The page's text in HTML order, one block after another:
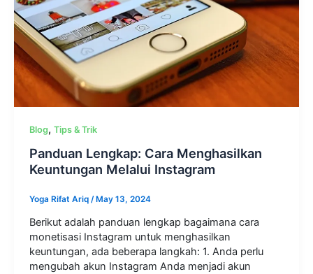
Blog, Tips & Trik
Panduan Lengkap: Cara Menghasilkan
Keuntungan Melalui Instagram
Yoga Rifat Ariq / May 13, 2024
Berikut adalah panduan lengkap bagaimana cara
monetisasi Instagram untuk menghasilkan
keuntungan, ada beberapa langkah: 1. Anda perlu
mengubah akun Instagram Anda menjadi akun